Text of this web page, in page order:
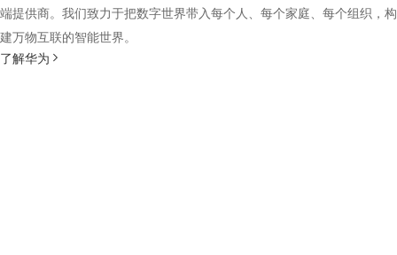
端提供商。我们致力于把数字世界带入每个人、每个家庭、每个组织，构
建万物互联的智能世界。
了解华为